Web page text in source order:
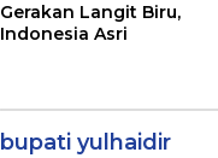
Gerakan Langit Biru,
Indonesia Asri
bupati yulhaidir